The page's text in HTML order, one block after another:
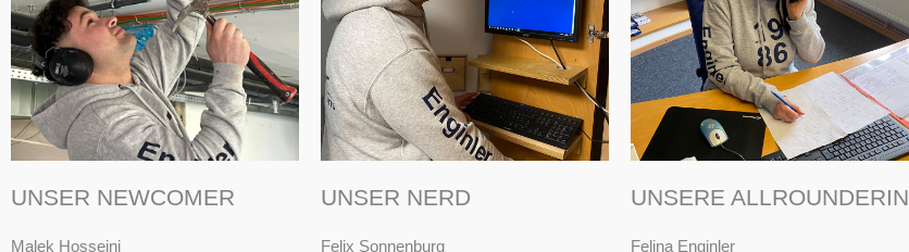
UNSER NEWCOMER
Malek Hosseini
UNSER NERD
Felix Sonnenburg
UNSERE ALLROUNDERIN
Felina Enginler